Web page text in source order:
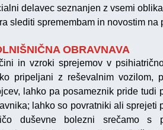
delavec seznanjen z vsemi
slediti spremembam in novostim na
OBRAVNAVA
in vzroki sprejemov v
pripeljani z reševalnim vozilom,
lahko pa posameznik pride tudi
lahko so povratniki ali sprejeti
duševne bolezni srečamo s